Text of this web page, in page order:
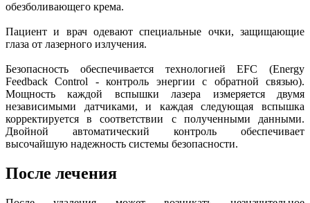
обезболивающего крема.
Пациент и врач одевают специальные очки, защищающие
глаза от лазерного излучения.
Безопасность обеспечивается технологией EFC (Energy
Feedback Control - контроль энергии с обратной связью).
Мощность каждой вспышки лазера измеряется двумя
независимыми датчиками, и каждая следующая вспышка
корректируется в соответствии с полученными данными.
Двойной автоматический контроль обеспечивает
высочайшую надежность системы безопасности.
После лечения